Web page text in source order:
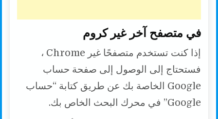
في متصفح آخر غير كروم
إذا كنت تستخدم متصفحًا غير Chrome ،
فستحتاج إلى الوصول إلى صفحة حساب
Google الخاصة بك عن طريق كتابة “حساب
Google” في محرك البحث الخاص بك.